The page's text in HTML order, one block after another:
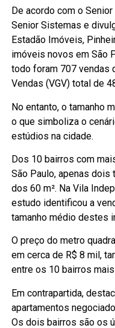
De acordo com o
Senior Sistemas e
Estadão Imóveis,
imóveis novos em São
todo foram 707 vendas
Vendas (VGV) total de
No entanto, o tamanho
o que simboliza o
estúdios na cidade.
Dos 10 bairros com
São Paulo, apenas dois
dos 60 m². Na Vila
estudo identificou a
tamanho médio destes
O preço do metro
em cerca de R$ 8 mil,
entre os 10 bairros
Em contrapartida,
apartamentos
Os dois bairros são os